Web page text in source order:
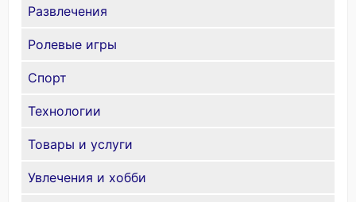
Развлечения
Ролевые игры
Спорт
Технологии
Товары и услуги
Увлечения и хобби